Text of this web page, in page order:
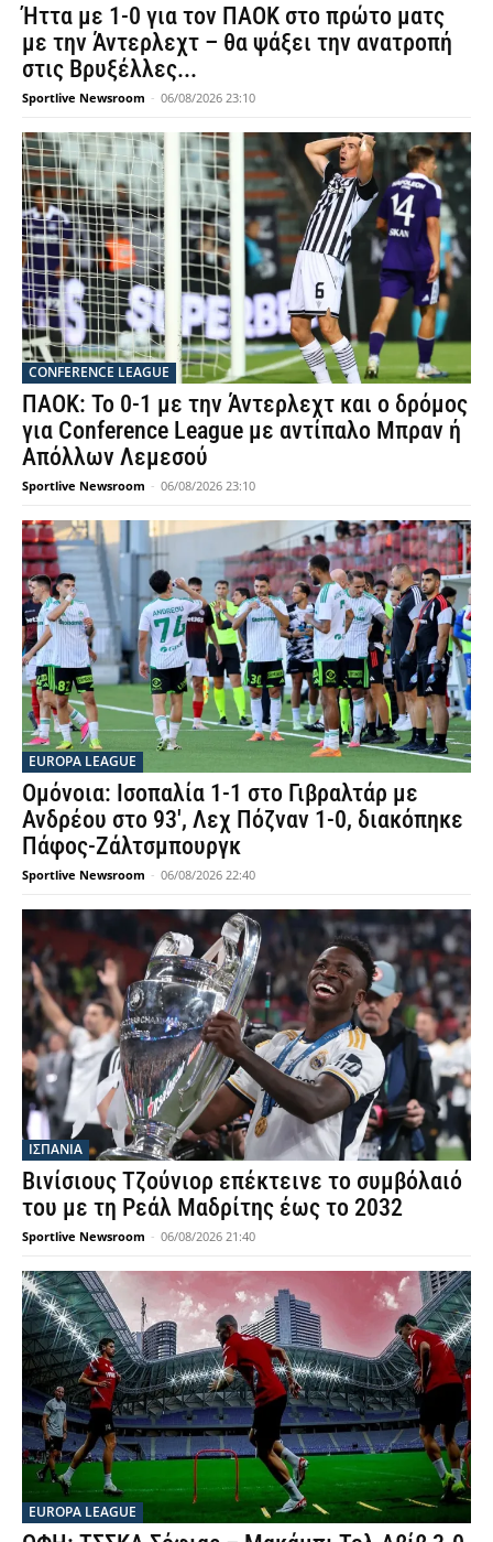
Ήττα με 1-0 για τον ΠΑΟΚ στο πρώτο ματς
με την Άντερλεχτ – θα ψάξει την ανατροπή
στις Βρυξέλλες...
Sportlive Newsroom - 06/08/2026 23:10
CONFERENCE LEAGUE
ΠΑΟΚ: Το 0-1 με την Άντερλεχτ και ο δρόμος
για Conference League με αντίπαλο Μπραν ή
Απόλλων Λεμεσού
Sportlive Newsroom - 06/08/2026 23:10
EUROPA LEAGUE
Ομόνοια: Ισοπαλία 1-1 στο Γιβραλτάρ με
Ανδρέου στο 93′, Λεχ Πόζναν 1-0, διακόπηκε
Πάφος-Ζάλτσμπουργκ
Sportlive Newsroom - 06/08/2026 22:40
ΙΣΠΑΝΙΑ
Βινίσιους Τζούνιορ επέκτεινε το συμβόλαιό
του με τη Ρεάλ Μαδρίτης έως το 2032
Sportlive Newsroom - 06/08/2026 21:40
EUROPA LEAGUE